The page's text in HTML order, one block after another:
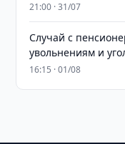
21:00 · 31/07
Случай с
увольнениям и
16:15 · 01/08